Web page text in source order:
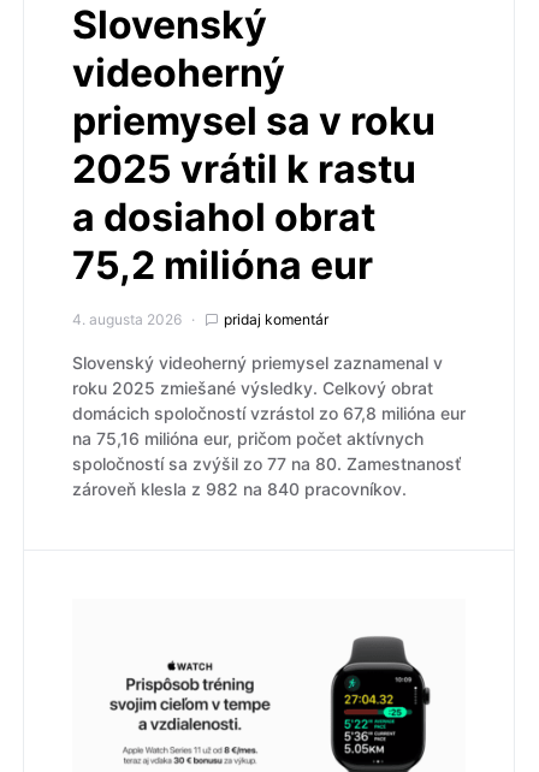
Slovenský
videoherný
priemysel sa v roku
2025 vrátil k rastu
a dosiahol obrat
75,2 milióna eur
4. augusta 2026 pridaj komentár
Slovenský videoherný priemysel zaznamenal v
roku 2025 zmiešané výsledky. Celkový obrat
domácich spoločností vzrástol zo 67,8 milióna eur
na 75,16 milióna eur, pričom počet aktívnych
spoločností sa zvýšil zo 77 na 80. Zamestnanosť
zároveň klesla z 982 na 840 pracovníkov.